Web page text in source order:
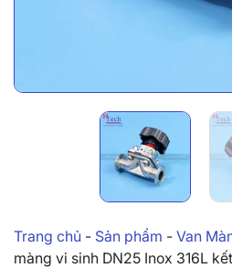
Trang chủ - Sản phẩm - Van
màng vi sinh DN25 Inox 316L